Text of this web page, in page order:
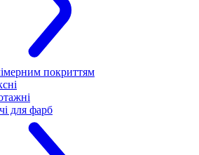
покриттям
для фарб